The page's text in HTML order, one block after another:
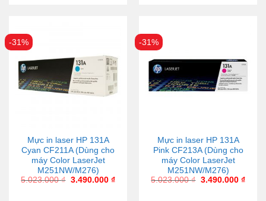
-31%
Mực in laser HP 131A
Cyan CF211A (Dùng cho
máy Color LaserJet
M251NW/M276)
5.023.000₫ 3.490.000 ₫
-31%
Mực in laser HP 131A
Pink CF213A (Dùng cho
máy Color LaserJet
M251NW/M276)
5.023.000₫ 3.490.000 ₫